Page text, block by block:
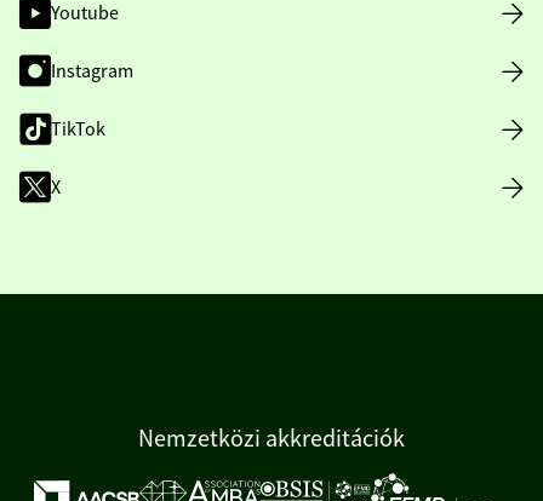
Youtube
Instagram
TikTok
X
Nemzetközi akkreditációk